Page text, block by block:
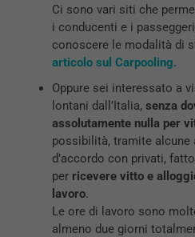
Ci sono vari siti che
i conducenti e i
conoscere le modalità di
articolo sul Carpooling.
Oppure sei interessato a
lontani dall’Italia, senza
assolutamente nulla per
possibilità, tramite
d’accordo con privati,
per ricevere vitto e
lavoro.
Le ore di lavoro sono
almeno due giorni